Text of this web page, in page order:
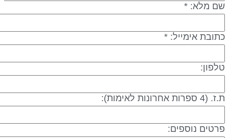
מלא: *
אימייל: *
ספרות אחרונות לאימות):
נוספים: